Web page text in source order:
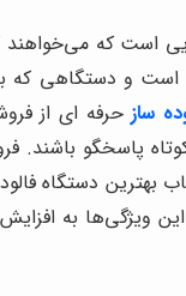
است که
است و دستگاهی
سازحرفه ای از
پاسخگو باشند.
دستگاه
ویژگی‌ها به